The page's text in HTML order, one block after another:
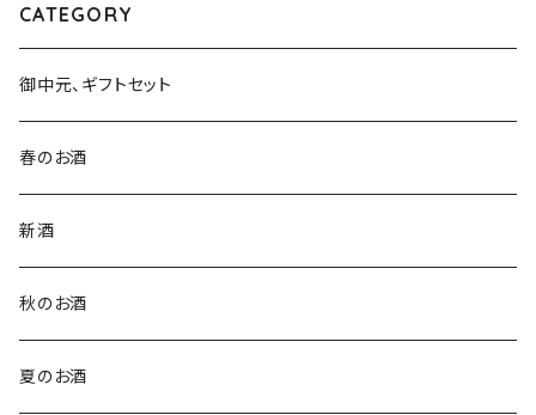
CATEGORY
御中元、ギフトセット
春のお酒
新酒
秋のお酒
夏のお酒